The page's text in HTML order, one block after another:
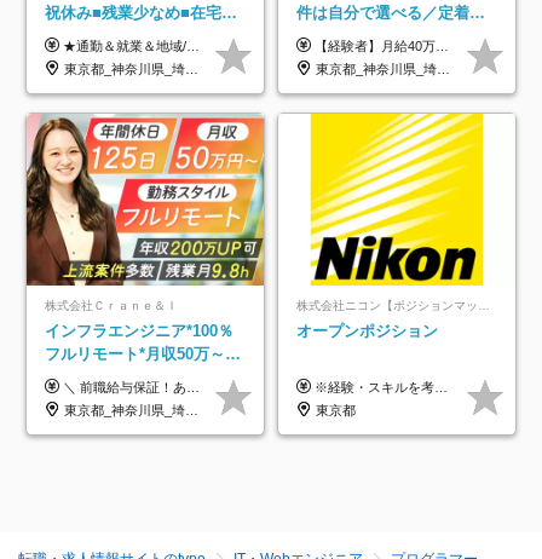
祝休み■残業少なめ■在宅実
績あり■約900種類のスキル
アップ講座あり■全国募集
★通勤＆就業＆地域/住宅＆役職手当あり ★残業代は全額支給 ★選べる給与制度あり！ ■東京・神奈川・千葉・埼玉勤務の場合 月給24.5万円～55万円＋諸手当 （残業代は全額支給） (20,000円の地域/住宅手当込み) ■愛知・京都・大阪・兵庫勤務の場合 月給24万円以上＋諸手当 （残業代は全額支給） (15,000円の地域/住宅手当込み) ■茨城・栃木・群馬・静岡・三重・滋賀・広島・福岡勤務の場合 月給23.5万円以上＋諸手当 （残業代は全額支給） (10,000円の地域/住宅手当込み) ■北海道・宮城・山梨・長野・岐阜・奈良・和歌山・岡山勤務の場合 月給23万円以上＋諸手当 （残業代は全額支給） (5,000円の地域/住宅手当込み) ■その他のエリア勤務の場合 月給22.5万円以上＋諸手当 （残業代は全額支給） ※経験や能力を考慮し、当社規定により優遇します 【昇給：年一回実施】 【選べる給与制度】 ★収入を重視する方に… 「変動型人事制度」の選択も可能（派遣先からの評価に応じて収入アップ！） ※年2回のタイミングで希望者と面談の上決定します。
東京都_神奈川県_埼玉県_千葉県_大阪府_愛知県_北海道_岩手県_宮城県_山形県_福島県_茨城県_栃木県_群馬県_山梨県_長野県_富山県_石川県_静岡県_岐阜県_三重県_兵庫県_京都府_滋賀県_奈良県_広島県_岡山県_山口県_愛媛県_福岡県_熊本県_長崎県
件は自分で選べる／定着率
93%／20～30代活躍中！
【経験者】月給40万円～120万円(固定残業代含む)+各種手当 ★前職給与の総収入額を100％保証｜還元率84％〜100％ ★20代の平均年収570万円 ※月給には、みなし残業手当(月30時間／5万8000円以上)を含みます 超過分は別途追加支給 ※固定残業代は、時間外労働の有無に関わらず30時間分を、月5万8000円~15万7000円支給 ※上記を超える時間外労働分は追加で支給 【未経験者】月給21万円以上＋各種手当 固定残業なし(残業代発生分全額支給) ※6ヶ月の試用期間あり（※条件に変動なし） ▼単価連動性×還元率は84％～100％で収入の大幅UPが可能！ ・案件単価が月50万円の場合：年収417万円 ・案件単価が月70万円の場合：年収584万円 ・案件単価が月100万円の場合：年収834万円 ＜モデル年収＞ ▼400万円～500万円(入社初年度) ▼542万円～626万円(入社2年) ▼667万円～700万円(入社3年） ▼709万円～801万円(入社5年）
東京都_神奈川県_埼玉県_千葉県_大阪府_愛知県_北海道_青森県_岩手県_宮城県_秋田県_山形県_福島県_茨城県_栃木県_群馬県_新潟県_山梨県_長野県_富山県_石川県_福井県_静岡県_岐阜県_三重県_兵庫県_京都府_滋賀県_奈良県_和歌山県_広島県_岡山県_鳥取県_島根県_山口県_徳島県_香川県_愛媛県_高知県_福岡県_熊本県_佐賀県_長崎県_大分県_宮崎県_鹿児島県_沖縄県
株式会社Ｃｒａｎｅ＆Ｉ
インフラエンジニア*100％
フルリモート*月収50万～*
クラウド×上流工程*前職給
与保証*残業月9.8h
＼ 前職給与保証！あなたのこれまでの経験を正当評価 ／ ★月収50万円～スタート！【年俸600万～1,162万8,000円（12分割）】 ――「頑張りが給与に直結しない…」そんな不満とは無縁の環境です。 実際、入社後に「年収150万～200万円UP」を実現した先輩エンジニアが多数活躍中！ 【 収入をさらに押し上げる充実のプラスα 】 スキルを磨くほど得をする「資格手当」 ⇒ 1資格につき毎月3,000円～30,000円を継続支給！ 成果を見逃さない「功績手当」 ⇒ 社員の頑張りに応じて最大10万円をダイレクトに支給！ スピード昇給・高年収も可能 ⇒ 1回の昇給で年収数十万UPのチャンスあり。ゆくゆくは年収1000万以上のハイクラスも目指せます。 ※経験・スキルを考慮の上決定します ※上記金額には固定残業代（月30h分・95,000円～184,000円）を含みます ※超過分は別途全額支給します ※試用期間2ヶ月間あり（その他待遇に差異はありません）
東京都_神奈川県_埼玉県_千葉県_大阪府_愛知県_北海道_青森県_岩手県_宮城県_秋田県_山形県_福島県_茨城県_栃木県_群馬県_新潟県_山梨県_長野県_富山県_石川県_福井県_静岡県_岐阜県_三重県_兵庫県_京都府_滋賀県_奈良県_和歌山県_広島県_岡山県_鳥取県_島根県_山口県_徳島県_香川県_愛媛県_高知県_福岡県_熊本県_佐賀県_長崎県_大分県_宮崎県_鹿児島県_沖縄県
オープンポジション
※経験・スキルを考慮の上、決定します。
東京都